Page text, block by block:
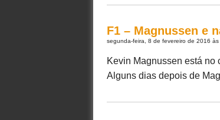
F1 – Magnussen e
segunda-feira, 8 de fevereiro de 2016 às
Kevin Magnussen está no
Alguns dias depois de